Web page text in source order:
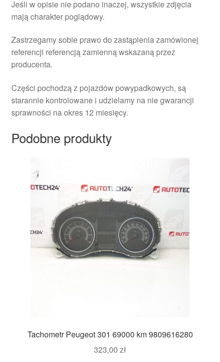
Jeśli w opisie nie podano inaczej, wszystkie zdjęcia
mają charakter poglądowy.
Zastrzegamy sobie prawo do zastąpienia zamówionej
referencji referencją zamienną wskazaną przez
producenta.
Części pochodzą z pojazdów powypadkowych, są
starannie kontrolowane i udzielamy na nie gwarancji
sprawności na okres 12 miesięcy.
Podobne produkty
Tachometr Peugeot 301 69000 km 9809616280
323,00 zł